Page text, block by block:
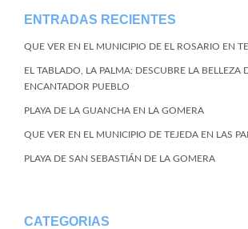
ENTRADAS RECIENTES
QUE VER EN EL MUNICIPIO DE EL ROSARIO EN
EL TABLADO, LA PALMA: DESCUBRE LA BELLEZA
ENCANTADOR PUEBLO
PLAYA DE LA GUANCHA EN LA GOMERA
QUE VER EN EL MUNICIPIO DE TEJEDA EN LAS
PLAYA DE SAN SEBASTIÁN DE LA GOMERA
CATEGORIAS